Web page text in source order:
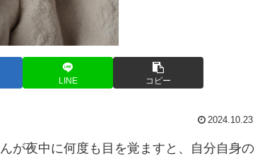
LINE コピー
2024.10.23
が夜中に何度も目を覚ますと、自分自身の